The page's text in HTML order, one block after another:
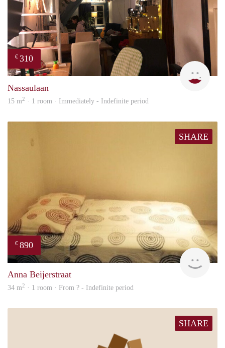
€ 310
Nassaulaan
15 m2 · 1 room · Immediately - Indefinite period
SHARE
€ 890
Anna Beijerstraat
34 m2 · 1 room · From ? - Indefinite period
SHARE